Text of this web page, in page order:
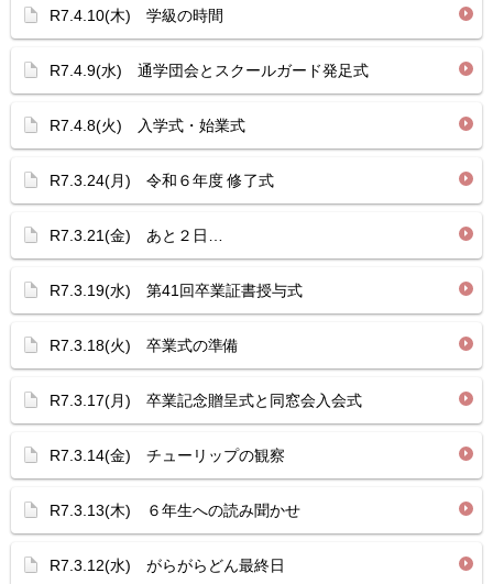
R7.4.10(木) 学級の時間
R7.4.9(水) 通学団会とスクールガード発足式
R7.4.8(火) 入学式・始業式
R7.3.24(月) 令和６年度 修了式
R7.3.21(金) あと２日…
R7.3.19(水) 第41回卒業証書授与式
R7.3.18(火) 卒業式の準備
R7.3.17(月) 卒業記念贈呈式と同窓会入会式
R7.3.14(金) チューリップの観察
R7.3.13(木) ６年生への読み聞かせ
R7.3.12(水) がらがらどん最終日